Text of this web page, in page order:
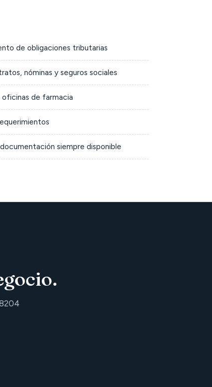
de obligaciones tributarias
nóminas y seguros sociales
de farmacia
siempre disponible